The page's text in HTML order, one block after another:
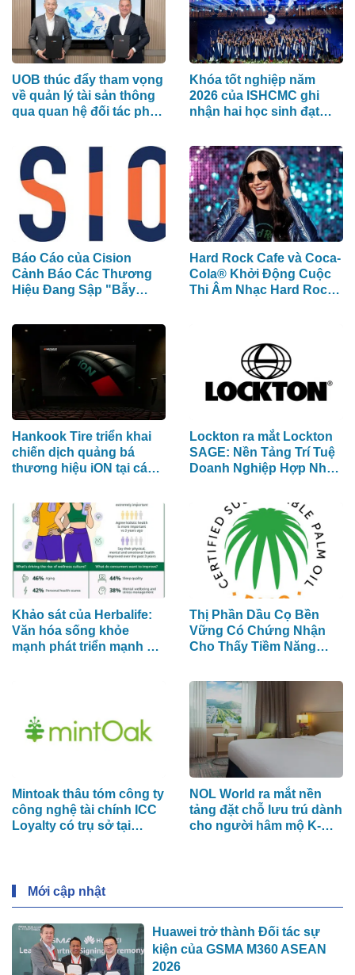
UOB thúc đẩy tham vọng
về quản lý tài sản thông
qua quan hệ đối tác phân
Allianz Global Investors
Khóa tốt nghiệp năm
2026 của ISHCMC ghi
nhận hai học sinh đạt
trung bình toàn khóa đạt
34,5
Báo Cáo của Cision
Cảnh Báo Các Thương
Hiệu Đang Sập "Bẫy
Kém
Hard Rock Cafe và Coca-
Cola® Khởi Động Cuộc
Thi Âm Nhạc Hard Rock
Hankook Tire triển khai
chiến dịch quảng bá
thương hiệu iON tại các
Lockton ra mắt Lockton
SAGE: Nền Tảng Trí Tuệ
Doanh Nghiệp Hợp Nhất
Khảo sát của Herbalife:
Văn hóa sống khỏe
mạnh phát triển mạnh mẽ
diện
Thị Phần Dầu Cọ Bền
Vững Có Chứng Nhận
Cho Thấy Tiềm Năng
Mintoak thâu tóm công ty
công nghệ tài chính ICC
Loyalty có trụ sở tại
NOL World ra mắt nền
tảng đặt chỗ lưu trú dành
cho người hâm mộ K-
Mới cập nhật
Huawei trở thành Đối tác sự
kiện của GSMA M360 ASEAN
2026